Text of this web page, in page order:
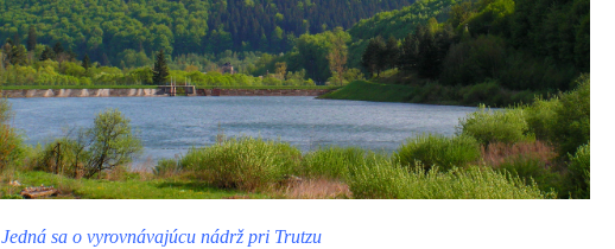
Jedná sa o vyrovnávajúcu nádrž pri Trutzu